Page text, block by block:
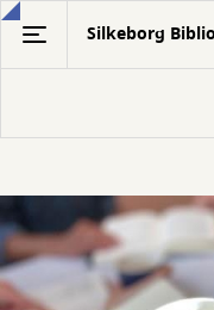
Gå
hovedindhold
Silkeborg
Forside